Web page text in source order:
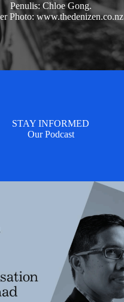
Penulis: Chloe Gong.
Photo: www.thedenizen.co.nz
STAY INFORMED
Our Podcast